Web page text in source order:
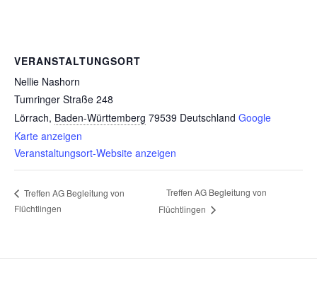
VERANSTALTUNGSORT
Nellie Nashorn
Tumringer Straße 248
Lörrach, Baden-Württemberg 79539 Deutschland Google
Karte anzeigen
Veranstaltungsort-Website anzeigen
Treffen AG Begleitung von
Flüchtlingen
Treffen AG Begleitung von
Flüchtlingen